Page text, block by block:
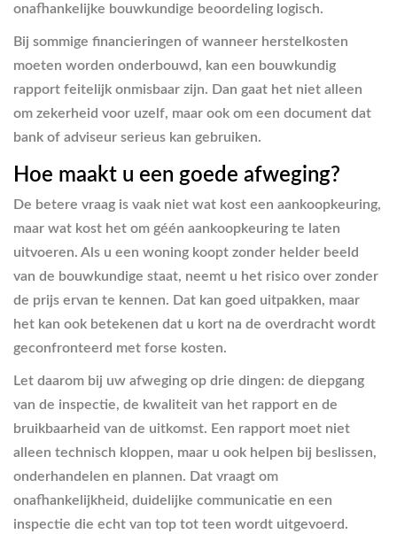
onafhankelijke bouwkundige beoordeling logisch.
Bij sommige financieringen of wanneer herstelkosten
moeten worden onderbouwd, kan een bouwkundig
rapport feitelijk onmisbaar zijn. Dan gaat het niet alleen
om zekerheid voor uzelf, maar ook om een document dat
bank of adviseur serieus kan gebruiken.
Hoe maakt u een goede afweging?
De betere vraag is vaak niet wat kost een aankoopkeuring,
maar wat kost het om géén aankoopkeuring te laten
uitvoeren. Als u een woning koopt zonder helder beeld
van de bouwkundige staat, neemt u het risico over zonder
de prijs ervan te kennen. Dat kan goed uitpakken, maar
het kan ook betekenen dat u kort na de overdracht wordt
geconfronteerd met forse kosten.
Let daarom bij uw afweging op drie dingen: de diepgang
van de inspectie, de kwaliteit van het rapport en de
bruikbaarheid van de uitkomst. Een rapport moet niet
alleen technisch kloppen, maar u ook helpen bij beslissen,
onderhandelen en plannen. Dat vraagt om
onafhankelijkheid, duidelijke communicatie en een
inspectie die echt van top tot teen wordt uitgevoerd.